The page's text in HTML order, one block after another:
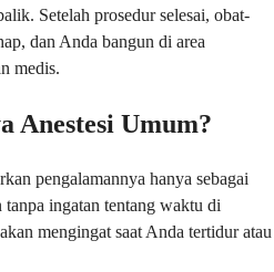
Setelah prosedur selesai, obat-
dan Anda bangun di area
medis.
Anestesi Umum?
pengalamannya hanya sebagai
ingatan tentang waktu di
mengingat saat Anda tertidur atau